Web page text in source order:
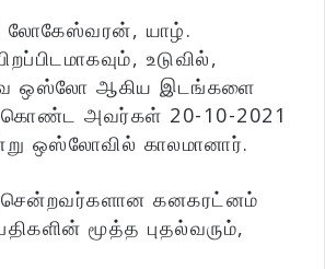
லோகேஸ்வரன், யாழ்.
உடுவில்,
ஒஸ்லோ ஆகிய இடங்களை
கொண்ட அவர்கள் 20-10-2021
ஒஸ்லோவில் காலமானார்.
கனகரட்னம்
மூத்த புதல்வரும்,